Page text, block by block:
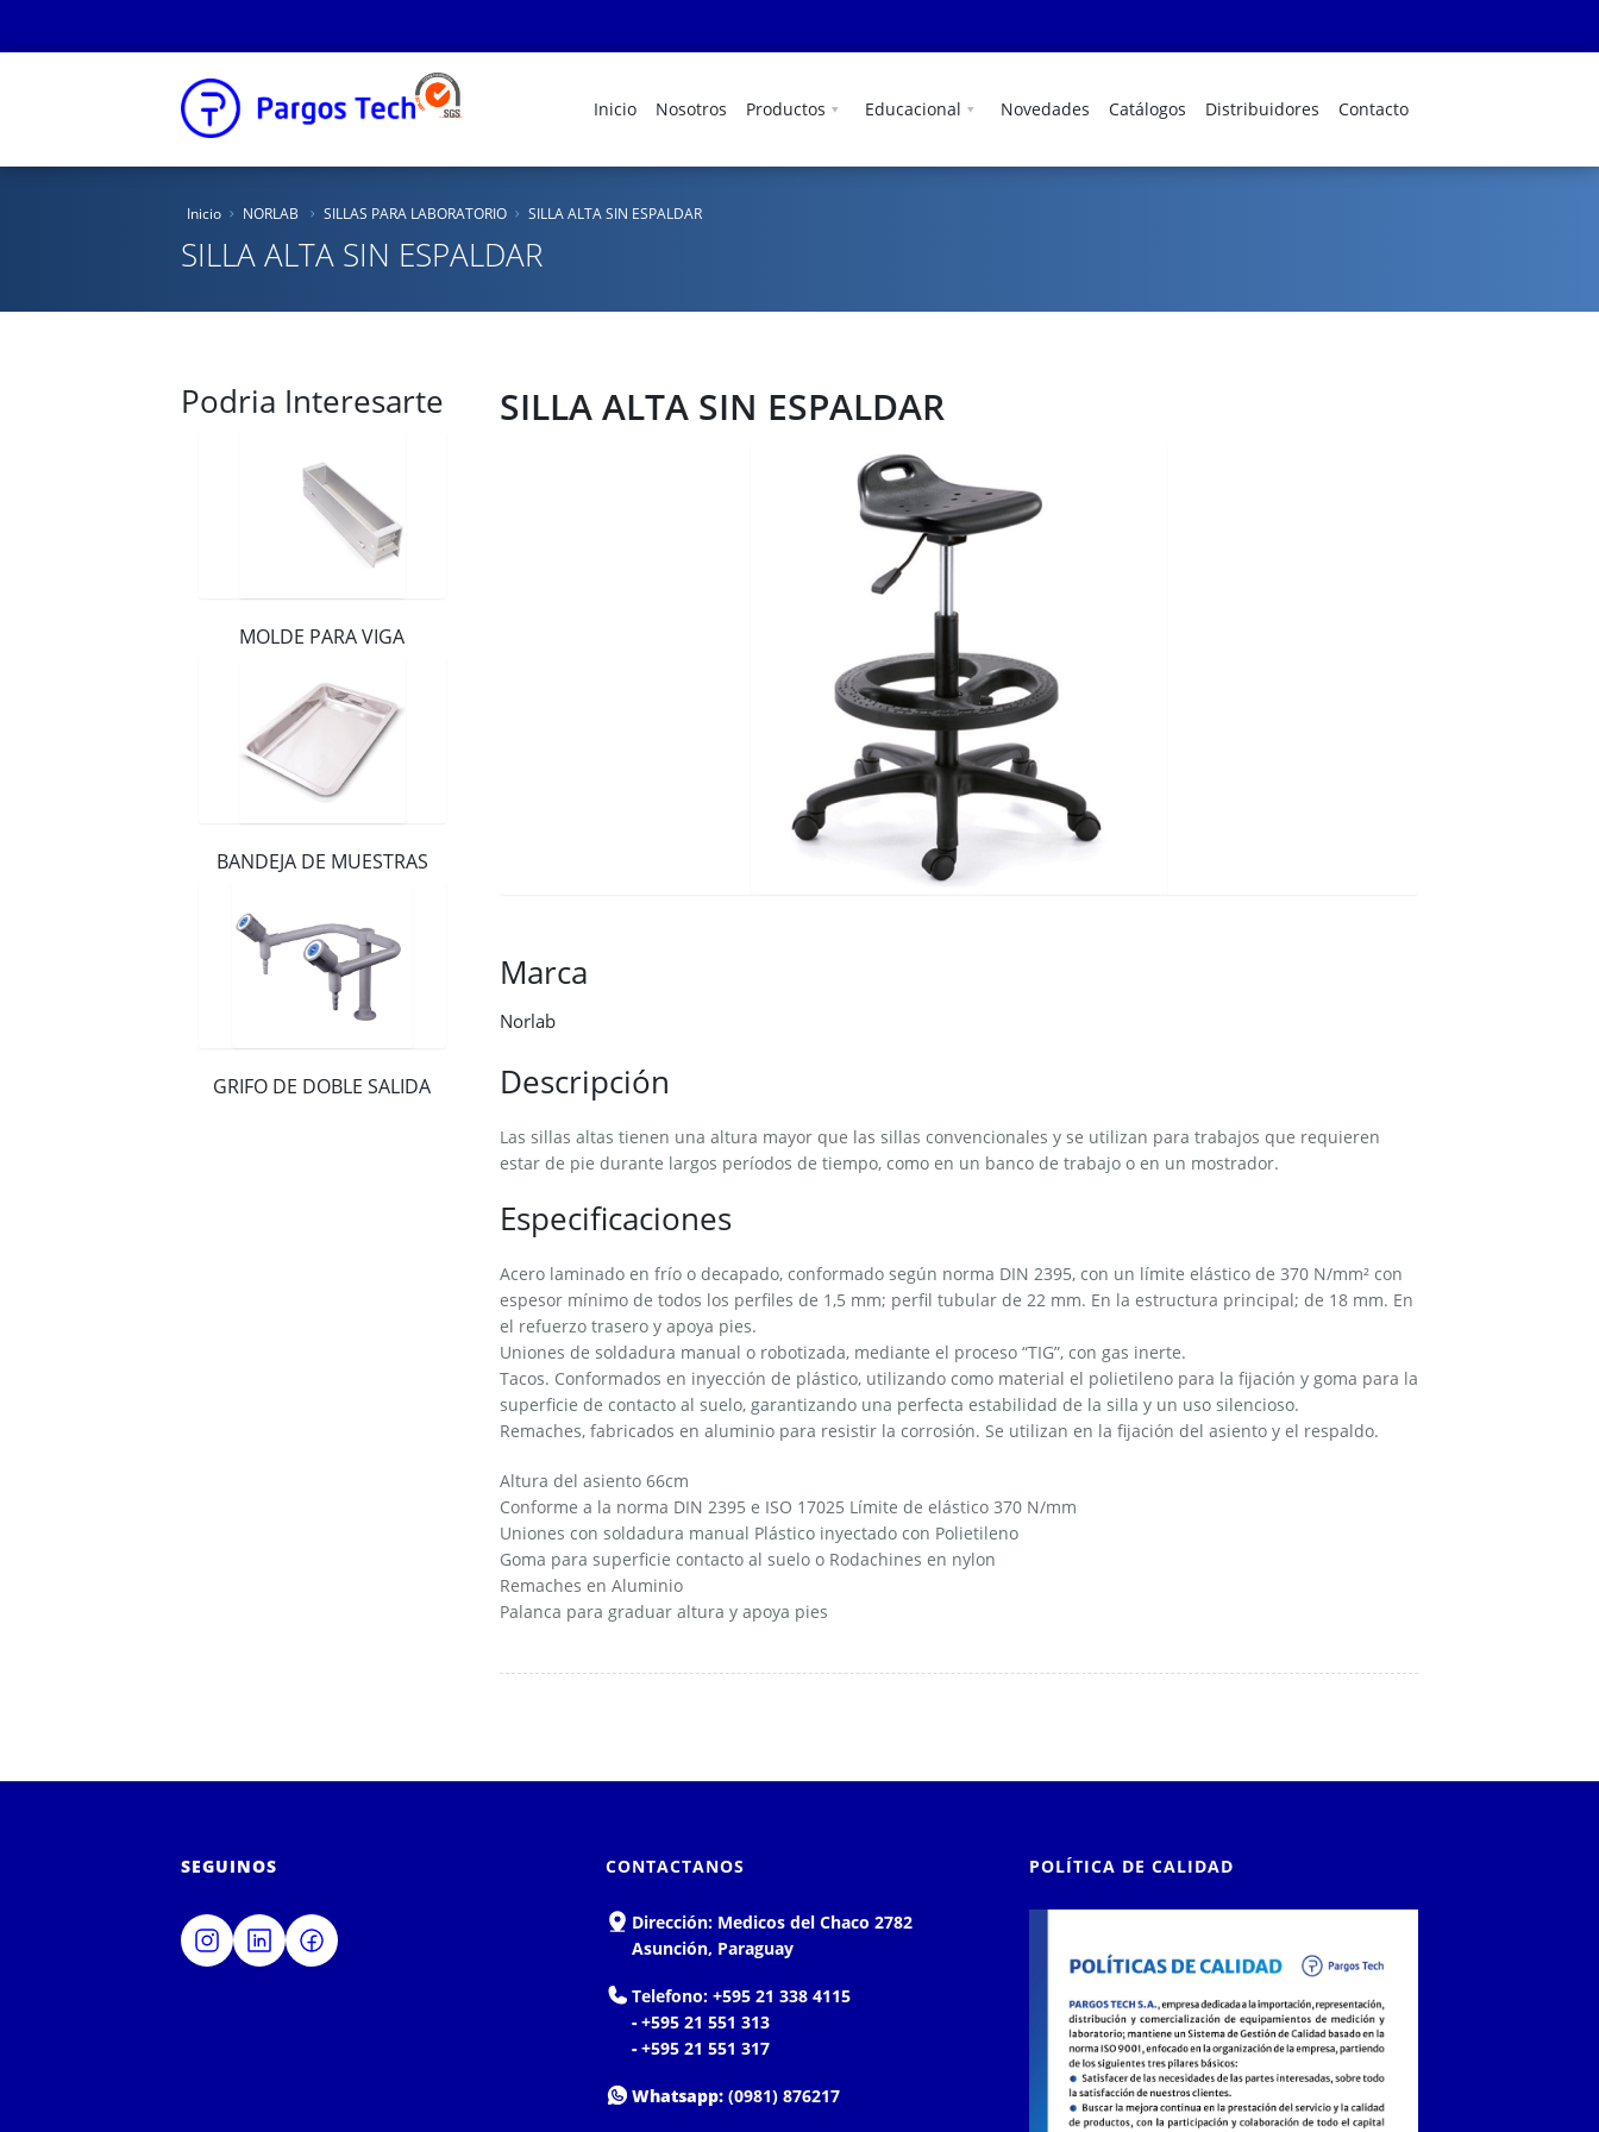
Inicio Nosotros Productos Educacional Novedades Catálogos Distribuidores Contacto
Nosotros
Novedades
Inicio NORLAB SILLAS PARA LABORATORIO SILLA ALTA SIN ESPALDAR
SILLA ALTA SIN ESPALDAR
Podria Interesarte
MOLDE PARA VIGA
BANDEJA DE MUESTRAS
GRIFO DE DOBLE SALIDA
SILLA ALTA SIN ESPALDAR
Marca
Norlab
Descripción
Las sillas altas tienen una altura mayor que las sillas convencionales y se utilizan para trabajos que requieren
estar de pie durante largos períodos de tiempo, como en un banco de trabajo o en un mostrador.
Especificaciones
Acero laminado en frío o decapado, conformado según norma DIN 2395, con un límite elástico de 370 N/mm² con
espesor mínimo de todos los perfiles de 1,5 mm; perfil tubular de 22 mm. En la estructura principal; de 18 mm. En
el refuerzo trasero y apoya pies.
Uniones de soldadura manual o robotizada, mediante el proceso “TIG”, con gas inerte.
Tacos. Conformados en inyección de plástico, utilizando como material el polietileno para la fijación y goma para la
superficie de contacto al suelo, garantizando una perfecta estabilidad de la silla y un uso silencioso.
Remaches, fabricados en aluminio para resistir la corrosión. Se utilizan en la fijación del asiento y el respaldo.
Altura del asiento 66cm
Conforme a la norma DIN 2395 e ISO 17025 Límite de elástico 370 N/mm
Uniones con soldadura manual Plástico inyectado con Polietileno
Goma para superficie contacto al suelo o Rodachines en nylon
Remaches en Aluminio
Palanca para graduar altura y apoya pies
SEGUINOS CONTACTANOS
Dirección: Medicos del Chaco 2782
Asunción, Paraguay
Telefono: +595 21 338 4115
-+595 21 551 313
-+595 21 551 317
Whatsapp: (0981) 876217
POLÍTICA DE CALIDAD